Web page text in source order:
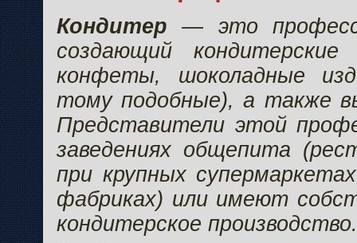
Кондитер— это
создающий
конфеты, шоколадные
тому подобные), а также
Представители этой
заведениях общепита
при крупных
фабриках) или имеют
кондитерское производство.